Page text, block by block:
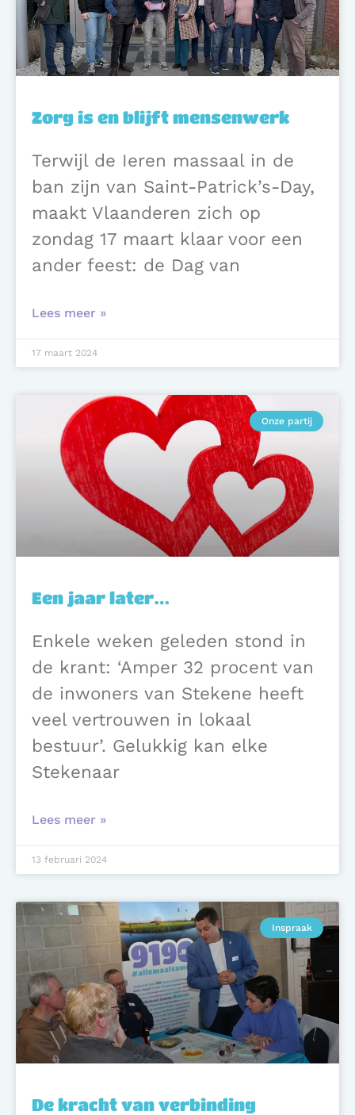
Zorg is en blijft mensenwerk
Terwijl de Ieren massaal in de
ban zijn van Saint-Patrick’s-Day,
maakt Vlaanderen zich op
zondag 17 maart klaar voor een
ander feest: de Dag van
Lees meer »
17 maart 2024
Onze partij
Een jaar later…
Enkele weken geleden stond in
de krant: ‘Amper 32 procent van
de inwoners van Stekene heeft
veel vertrouwen in lokaal
bestuur’. Gelukkig kan elke
Stekenaar
Lees meer »
13 februari 2024
Inspraak
De kracht van verbinding